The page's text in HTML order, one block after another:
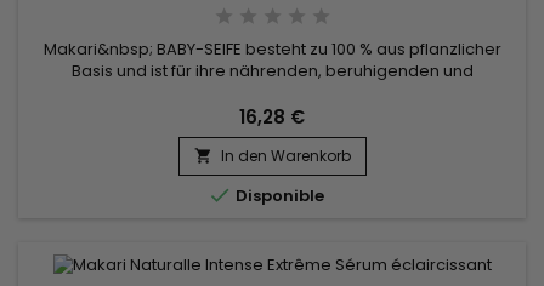
Makari&nbsp; BABY-SEIFE besteht zu 100 % aus pflanzlicher
Basis und ist für ihre nährenden, beruhigenden und
Süßmandel- und Sheabutter angereichert.&nbsp; Diese
Seife sorgt für eine sanfte und wirksame Reinigung – die
ideale Pflege für die empfindliche Haut von Babys.
16,28 €
 In den Warenkorb
 Disponible